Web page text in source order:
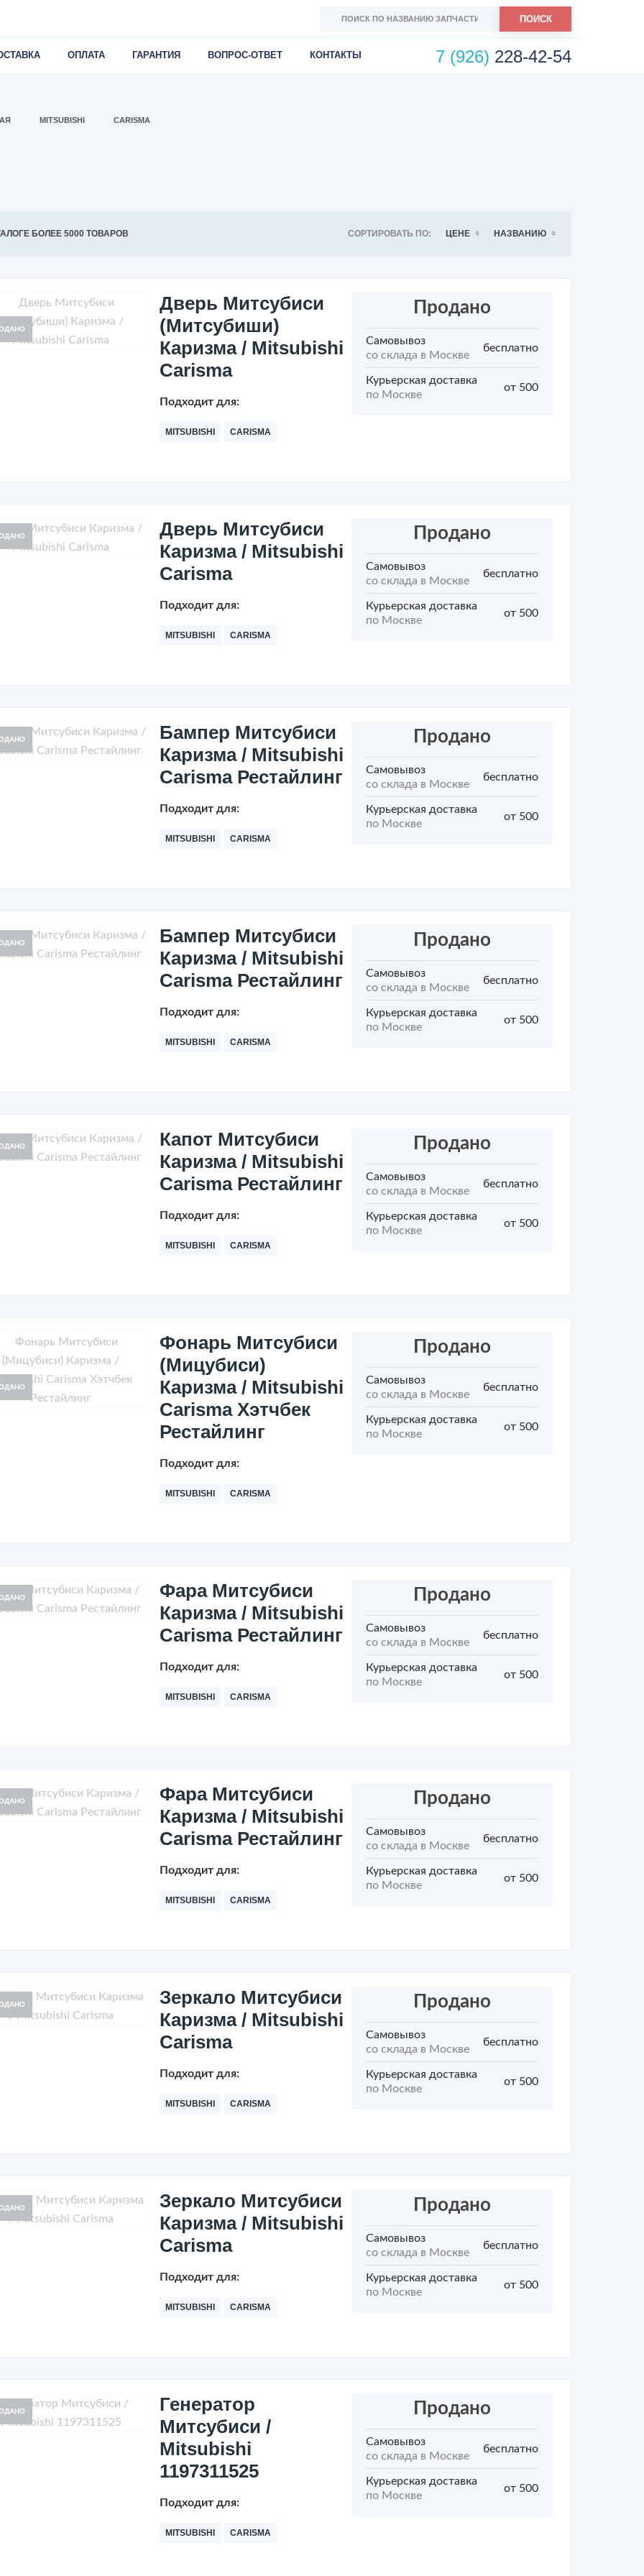
ПОИСК
ОПЛАТА ГАРАНТИЯ ВОПРОС-ОТВЕТ КОНТАКТЫ 7 (926) 228-42-54
MITSUBISHI CARISMA
БОЛЕЕ 5000 ТОВАРОВ СОРТИРОВАТЬ ПО: ЦЕНЕ НАЗВАНИЮ
Дверь Митсубиси
(Митсубиши)
Каризма / Mitsubishi
Carisma
Подходит для:
MITSUBISHI CARISMA
Продано
Самовывоз
со склада в Москве
бесплатно
Курьерская доставка
по Москве
от 500
Дверь Митсубиси
Каризма / Mitsubishi
Carisma
Подходит для:
MITSUBISHI CARISMA
Продано
Самовывоз
со склада в Москве
бесплатно
Курьерская доставка
по Москве
от 500
Бампер Митсубиси
Каризма / Mitsubishi
Carisma Рестайлинг
Подходит для:
MITSUBISHI CARISMA
Продано
Самовывоз
со склада в Москве
бесплатно
Курьерская доставка
по Москве
от 500
Бампер Митсубиси
Каризма / Mitsubishi
Carisma Рестайлинг
Подходит для:
MITSUBISHI CARISMA
Продано
Самовывоз
со склада в Москве
бесплатно
Курьерская доставка
по Москве
от 500
Капот Митсубиси
Каризма / Mitsubishi
Carisma Рестайлинг
Подходит для:
MITSUBISHI CARISMA
Продано
Самовывоз
со склада в Москве
бесплатно
Курьерская доставка
по Москве
от 500
Фонарь Митсубиси
(Мицубиcи)
Каризма / Mitsubishi
Carisma Хэтчбек
Рестайлинг
Подходит для:
MITSUBISHI CARISMA
Продано
Самовывоз
со склада в Москве
бесплатно
Курьерская доставка
по Москве
от 500
Фара Митсубиси
Каризма / Mitsubishi
Carisma Рестайлинг
Подходит для:
MITSUBISHI CARISMA
Продано
Самовывоз
со склада в Москве
бесплатно
Курьерская доставка
по Москве
от 500
Фара Митсубиси
Каризма / Mitsubishi
Carisma Рестайлинг
Подходит для:
MITSUBISHI CARISMA
Продано
Самовывоз
со склада в Москве
бесплатно
Курьерская доставка
по Москве
от 500
Зеркало Митсубиси
Каризма / Mitsubishi
Carisma
Подходит для:
MITSUBISHI CARISMA
Продано
Самовывоз
со склада в Москве
бесплатно
Курьерская доставка
по Москве
от 500
Зеркало Митсубиси
Каризма / Mitsubishi
Carisma
Подходит для:
MITSUBISHI CARISMA
Продано
Самовывоз
со склада в Москве
бесплатно
Курьерская доставка
по Москве
от 500
Генератор
Митсубиси /
Mitsubishi
1197311525
Подходит для:
MITSUBISHI CARISMA
Продано
Самовывоз
со склада в Москве
бесплатно
Курьерская доставка
по Москве
от 500